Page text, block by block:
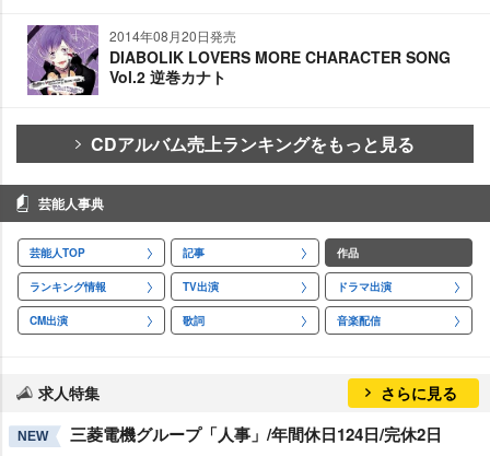
2014年08月20日発売
DIABOLIK LOVERS MORE CHARACTER SONG
Vol.2 逆巻カナト
CDアルバム売上ランキングをもっと見る
芸能人事典
芸能人TOP 記事 作品
ランキング情報 TV出演 ドラマ出演
CM出演 歌詞 音楽配信
求人特集 さらに見る
NEW 三菱電機グループ「人事」/年間休日124日/完休2日